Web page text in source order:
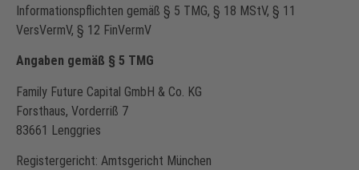
Informationspflichten gemäß § 5 TMG, § 18 MStV, § 11
VersVermV, § 12 FinVermV
Angaben gemäß § 5 TMG
Family Future Capital GmbH & Co. KG
Forsthaus, Vorderriß 7
83661 Lenggries
Registergericht: Amtsgericht München